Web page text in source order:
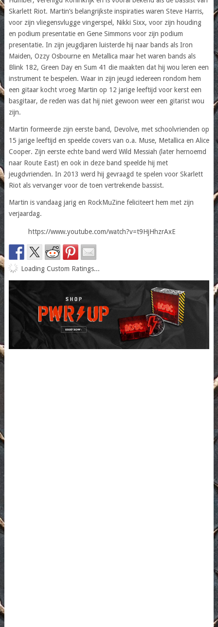
Skarlett Riot. Martin’s belangrijkste inspiraties waren Steve Harris,
voor zijn vliegensvlugge vingerspel, Nikki Sixx, voor zijn houding
en podium presentatie en Gene Simmons voor zijn podium
presentatie. In zijn jeugdjaren luisterde hij naar bands als Iron
Maiden, Ozzy Osbourne en Metallica maar het waren bands als
Blink 182, Green Day en Sum 41 die maakten dat hij wou leren een
instrument te bespelen. Waar in zijn jeugd iedereen rondom hem
een gitaar kocht vroeg Martin op 12 jarige leeftijd voor kerst een
basgitaar, de reden was dat hij niet gewoon weer een gitarist wou
zijn.
Martin formeerde zijn eerste band, Devolve, met schoolvrienden op
15 jarige leeftijd en speelde covers van o.a. Muse, Metallica en Alice
Cooper. Zijn eerste echte band werd Wild Messiah (later hernoemd
naar Route East) en ook in deze band speelde hij met
jeugdvrienden. In 2013 werd hij gevraagd te spelen voor Skarlett
Riot als vervanger voor de toen vertrekende bassist.
Martin is vandaag jarig en RockMuZine feliciteert hem met zijn
verjaardag.
https://www.youtube.com/watch?v=t9HjHhzrAxE
Loading Custom Ratings...